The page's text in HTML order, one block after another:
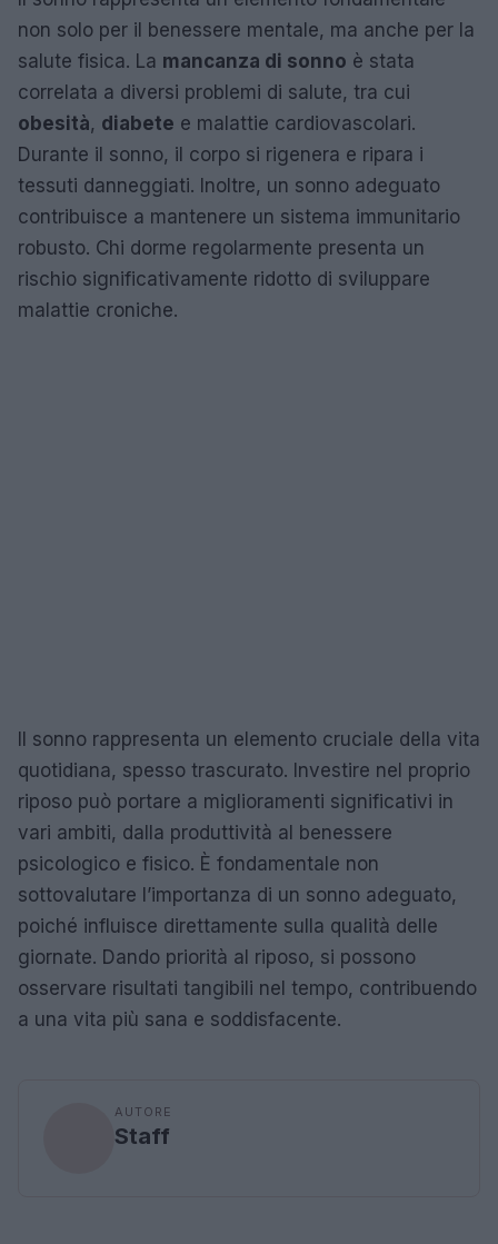
non solo per il benessere mentale, ma anche per la
salute fisica. La mancanza di sonno è stata
correlata a diversi problemi di salute, tra cui
obesità, diabete e malattie cardiovascolari.
Durante il sonno, il corpo si rigenera e ripara i
tessuti danneggiati. Inoltre, un sonno adeguato
contribuisce a mantenere un sistema immunitario
robusto. Chi dorme regolarmente presenta un
rischio significativamente ridotto di sviluppare
malattie croniche.
Il sonno rappresenta un elemento cruciale della vita
quotidiana, spesso trascurato. Investire nel proprio
riposo può portare a miglioramenti significativi in
vari ambiti, dalla produttività al benessere
psicologico e fisico. È fondamentale non
sottovalutare l’importanza di un sonno adeguato,
poiché influisce direttamente sulla qualità delle
giornate. Dando priorità al riposo, si possono
osservare risultati tangibili nel tempo, contribuendo
a una vita più sana e soddisfacente.
AUTORE
Staff